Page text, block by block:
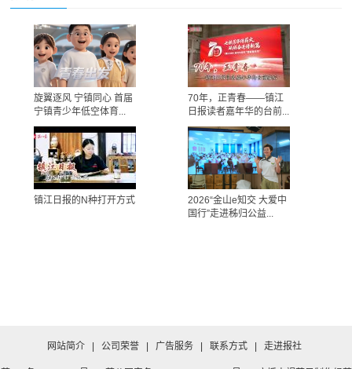
旋翼逐风 宁镇同心 首届
宁镇青少年低空体育...
70年，正青春——镇江
日报读者嘉年华的台前...
镇江日报的N种打开方式
2026“金山e知交 大爱中
国行”走进秭归公益...
网站简介 | 公司荣誉 | 广告服务 | 联系方式 | 走进报社